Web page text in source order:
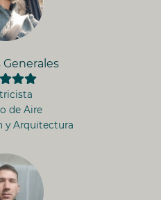
Generales
de Aire
y Arquitectura